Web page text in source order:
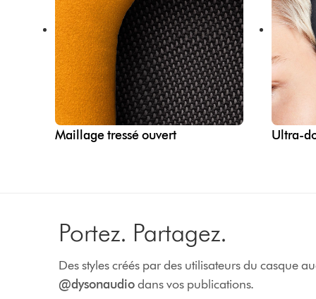
Maillage tressé ouvert Ultra-
Portez. Partagez.
Des styles créés par des utilisateurs du casque
@dysonaudiodans vos publications.